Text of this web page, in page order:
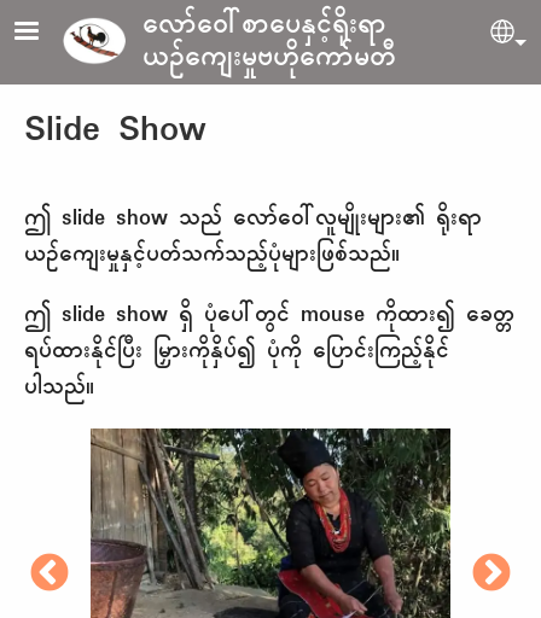
Skip to main contentလော်ဝေါ်စာပေနှင့်ရိုးရာ
ယဉ်ကျေးမှုဗဟိုကော်မတီ
Slide Show
ဤ slide show သည် လော်​ဝေါ်လူမျိုးများ၏ ရိုးရာ
ယဉ်ကျေးမှုနှင့်ပတ်သက်သည့်ပုံများဖြစ်သည်။
ဤ slide show ရှိ ပုံပေါ်တွင် mouse ကိုထား၍ ခေတ္တ
ရပ်ထားနိုင်ပြီး မြှားကိုနှိပ်၍ ပုံကို ပြောင်းကြည့်နိုင်
ပါသည်။